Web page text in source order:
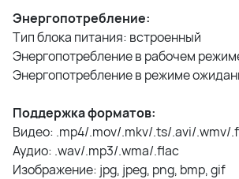
Энергопотребление:
Тип блока питания: встроенный
Энергопотребление в рабочем
Энергопотребление в режиме
Поддержка форматов:
Видео: .mp4/.mov/.mkv/.ts/.avi/.wmv/
Аудио: .wav/.mp3/.wma/.flac
Изображение: jpg, jpeg, png, bmp, gif